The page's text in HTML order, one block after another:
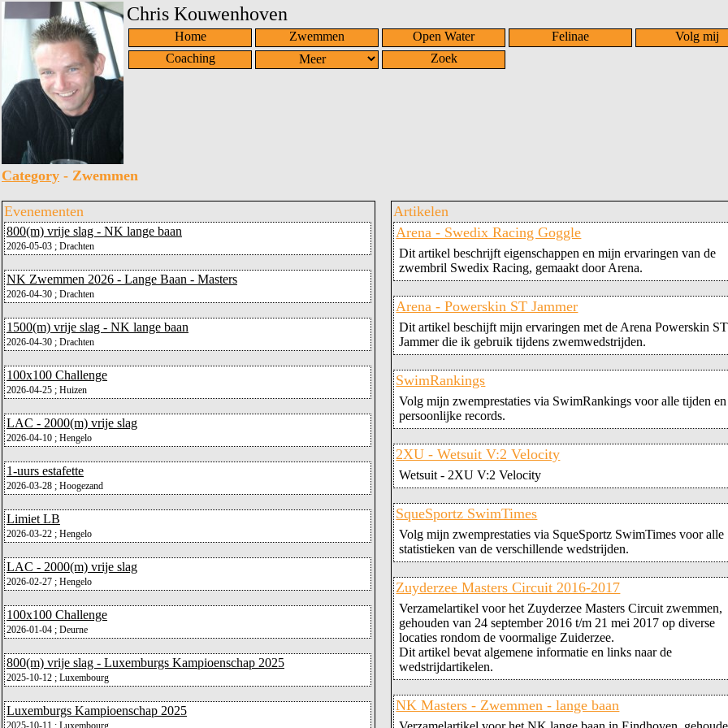
Chris Kouwenhoven
Home Zwemmen Open Water Felinae
Volg mij
Coaching
Zoek
Category - Zwemmen
Evenementen
800(m) vrije slag - NK lange baan
2026-05-03 ; Drachten
NK Zwemmen 2026 - Lange Baan - Masters
2026-04-30 ; Drachten
1500(m) vrije slag - NK lange baan
2026-04-30 ; Drachten
100x100 Challenge
2026-04-25 ; Huizen
LAC - 2000(m) vrije slag
2026-04-10 ; Hengelo
1-uurs estafette
2026-03-28 ; Hoogezand
Limiet LB
2026-03-22 ; Hengelo
LAC - 2000(m) vrije slag
2026-02-27 ; Hengelo
100x100 Challenge
2026-01-04 ; Deurne
800(m) vrije slag - Luxemburgs Kampioenschap 2025
2025-10-12 ; Luxembourg
Luxemburgs Kampioenschap 2025
2025-10-11 ; Luxembourg
Artikelen
Arena - Swedix Racing Goggle
Dit artikel beschrijft eigenschappen en mijn ervaringen van de
zwembril Swedix Racing, gemaakt door Arena.
Arena - Powerskin ST Jammer
Dit artikel beschijft mijn ervaringen met de Arena Powerskin ST
Jammer die ik gebruik tijdens zwemwedstrijden.
SwimRankings
Volg mijn zwemprestaties via SwimRankings voor alle tijden en
persoonlijke records.
2XU - Wetsuit V:2 Velocity
Wetsuit - 2XU V:2 Velocity
SqueSportz SwimTimes
Volg mijn zwemprestaties via SqueSportz SwimTimes voor alle
statistieken van de verschillende wedstrijden.
Zuyderzee Masters Circuit 2016-2017
Verzamelartikel voor het Zuyderzee Masters Circuit zwemmen,
gehouden van 24 september 2016 t/m 21 mei 2017 op diverse
locaties rondom de voormalige Zuiderzee.
Dit artikel bevat algemene informatie en links naar de
wedstrijdartikelen.
NK Masters - Zwemmen - lange baan